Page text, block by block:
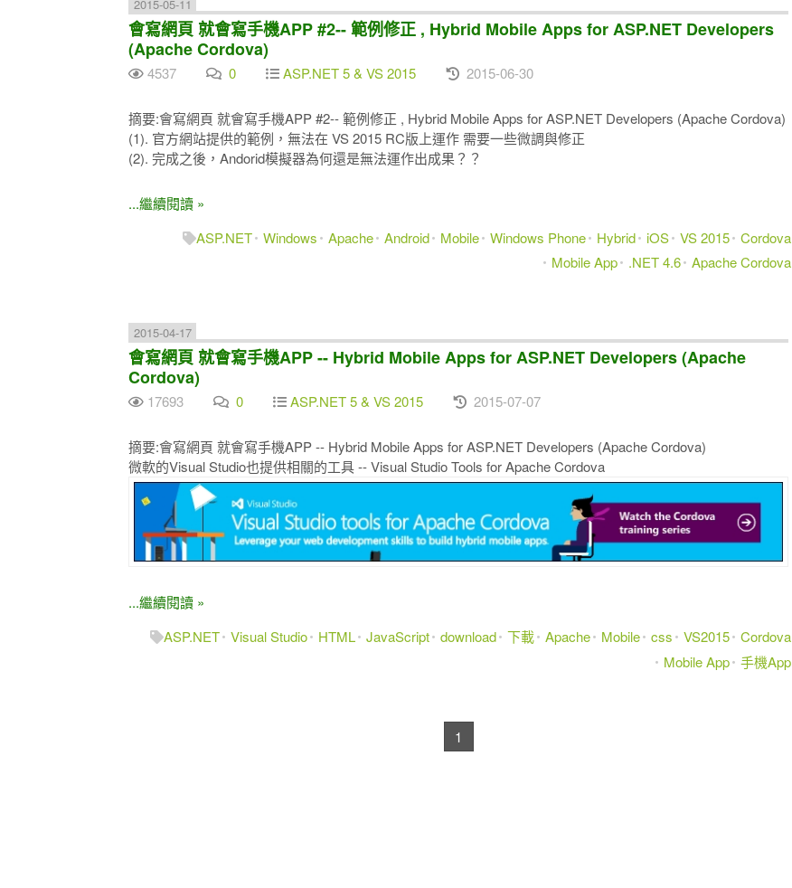
2015-05-11
會寫網頁 就會寫手機APP #2-- 範例修正 , Hybrid Mobile Apps for ASP.NET Developers
(Apache Cordova)
4537 0 ASP.NET 5 & VS 2015 2015-06-30
摘要:會寫網頁 就會寫手機APP #2-- 範例修正 , Hybrid Mobile Apps for ASP.NET Developers (Apache Cordova)
(1). 官方網站提供的範例，無法在 VS 2015 RC版上運作 需要一些微調與修正
(2). 完成之後，Andorid模擬器為何還是無法運作出成果？？
...繼續閱讀 »
ASP.NET Windows Apache Android Mobile Windows Phone Hybrid iOS VS 2015 Cordova
Mobile App
.NET 4.6 Apache Cordova
2015-04-17
會寫網頁 就會寫手機APP -- Hybrid Mobile Apps for ASP.NET Developers (Apache
Cordova)
17693 0 ASP.NET 5 & VS 2015 2015-07-07
摘要:會寫網頁 就會寫手機APP -- Hybrid Mobile Apps for ASP.NET Developers (Apache Cordova)
微軟的Visual Studio也提供相關的工具 -- Visual Studio Tools for Apache Cordova
...繼續閱讀 »
ASP.NET Visual Studio HTML JavaScript download 下載 Apache Mobile css VS2015 Cordova
Mobile App 手機App
1